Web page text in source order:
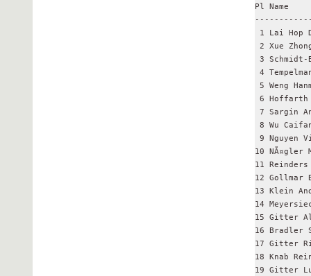
Pl Name
1 Lai Hop
2 Xue
3
4
5 Weng
6
7 Sargin
8 Wu
9
10
11
12
13 Klein
14
15 Gitter
16 Bradler
17 Gitter
18 Knab
19 Gitter